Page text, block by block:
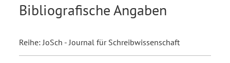
Bibliografische Angaben
Reihe: JoSch - Journal für Schreibwissenschaft